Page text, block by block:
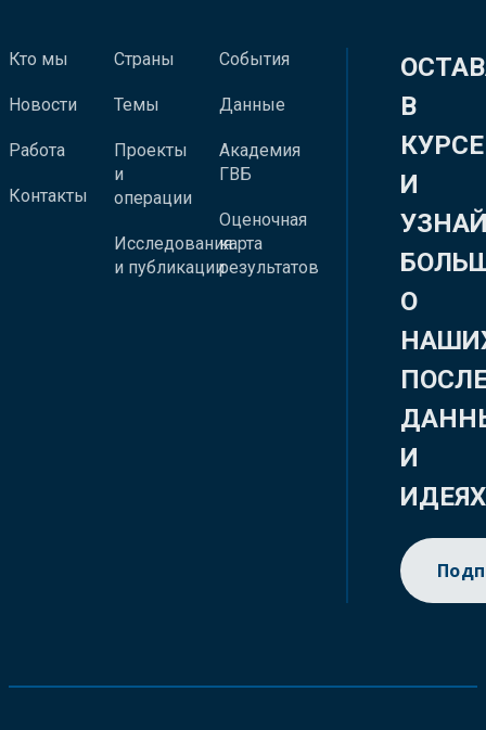
Кто мы
Новости
Работа
Контакты
Страны
Темы
Проекты
и
операции
Исследования
и публикации
События
Данные
Академия
ГВБ
Оценочная
карта
результатов
В
КУРСЕ
И
О
И
ИДЕЯХ